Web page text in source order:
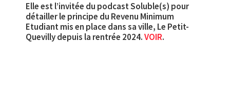
Elle est l’invitée du podcast Soluble(s) pour
détailler le principe du Revenu Minimum
Etudiant mis en place dans sa ville, Le Petit-
Quevilly depuis la rentrée 2024.VOIR.